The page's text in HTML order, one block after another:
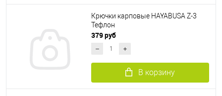
Крючки карповые HAYABUSA Z-3
Тефлон
379 руб
В корзину